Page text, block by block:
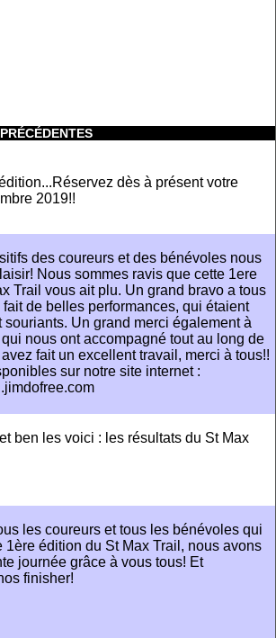
dès à présent votre
2019!!
des coureurs et des bénévoles nous
Nous sommes ravis que cette 1ere
Trail vous ait plu. Un grand bravo a tous
fait de belles performances, qui étaient
souriants. Un grand merci également à
nous ont accompagné tout au long de
fait un excellent travail, merci à tous!!
sur notre site internet :
ben les voici : les résultats du St Max
les coureurs et tous les bénévoles qui
1ère édition du St Max Trail, nous avons
journée grâce à vous tous! Et
finisher!